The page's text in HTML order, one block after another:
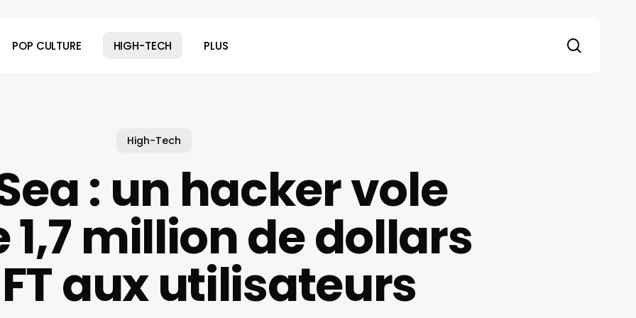
POP CULTURE HIGH-TECH PLUS
High-Tech
: un hacker vole
1,7 million de dollars
aux utilisateurs